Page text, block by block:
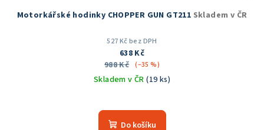
Motorkářské hodinky CHOPPER GUN GT211 Skladem v ČR
527 Kč bez DPH
638 Kč
988 Kč (–35 %)
Skladem v ČR(19 ks)
hodnocení
produktu
Do košíku